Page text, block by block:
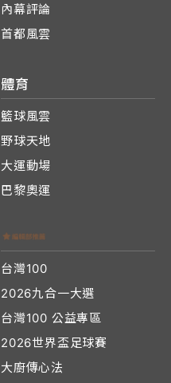
內幕評論
首都風雲
體育
籃球風雲
野球天地
大運動場
巴黎奧運
台灣100
2026九合一大選
台灣100 公益專區
2026世界盃足球賽
大廚傳心法